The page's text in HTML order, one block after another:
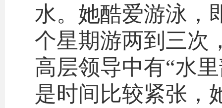
水。她酷爱游泳，
个星期游两到三次
高层领导中有“水
是时间比较紧张，